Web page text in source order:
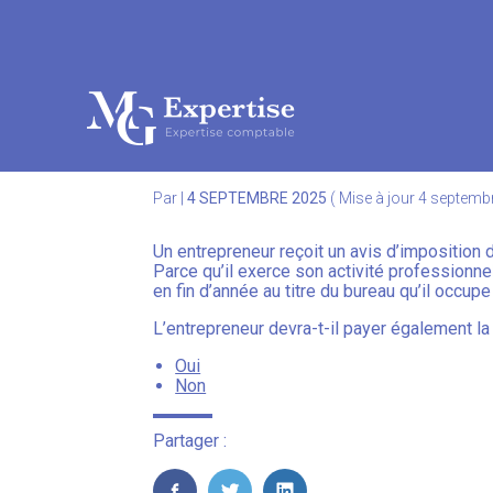
Aller
Par |4 SEPTEMBRE 2025 ( Mise à jour 4
Un entrepreneur reçoit un avis
Parce qu’il exerce son activité
en fin d’année au titre du bureau qu’il
L’entrepreneur devra-t-il payer également la
Oui
Non
Partager :